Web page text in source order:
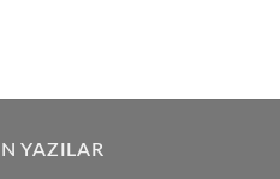
YAZILAR